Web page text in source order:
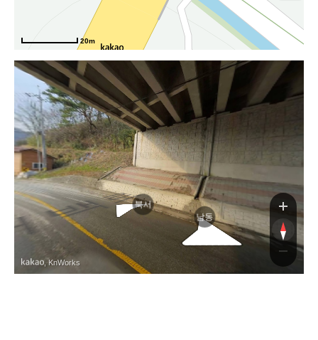
20m
북서
남동
, KnWorks